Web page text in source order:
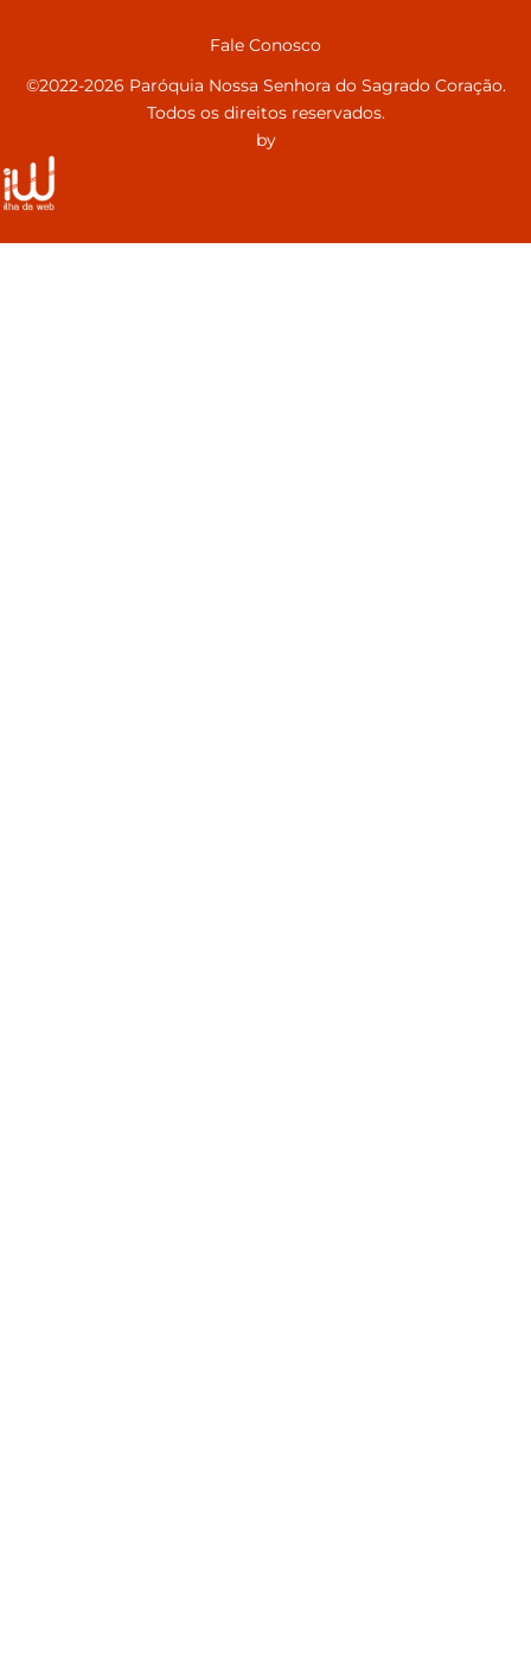
Fale Conosco
©2022-2026 Paróquia Nossa Senhora do Sagrado Coração.
Todos os direitos reservados.
by